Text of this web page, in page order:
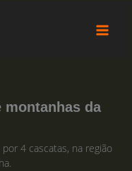
da
4 cascatas, na região